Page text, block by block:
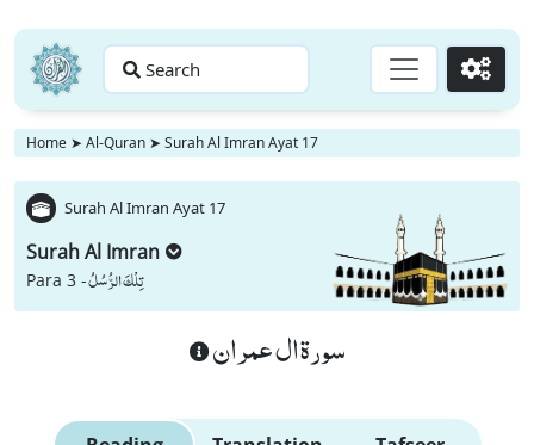
Search Go
Home ➤ Al-Quran ➤ Surah Al Imran Ayat 17
Surah Al Imran Ayat 17
Surah Al Imran
Para 3 -تِلْكَ الرُّسُلُ
سورة ال عمران